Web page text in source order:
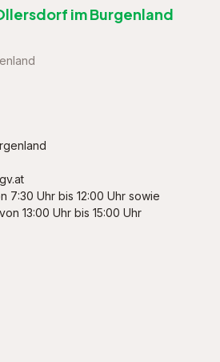
im Burgenland
7:30 Uhr bis 12:00 Uhr sowie
13:00 Uhr bis 15:00 Uhr